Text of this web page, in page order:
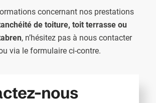
concernant nos prestations
de toiture, toit terrasse ou
, n’hésitez pas à nous contacter
via le formulaire ci-contre.
nous